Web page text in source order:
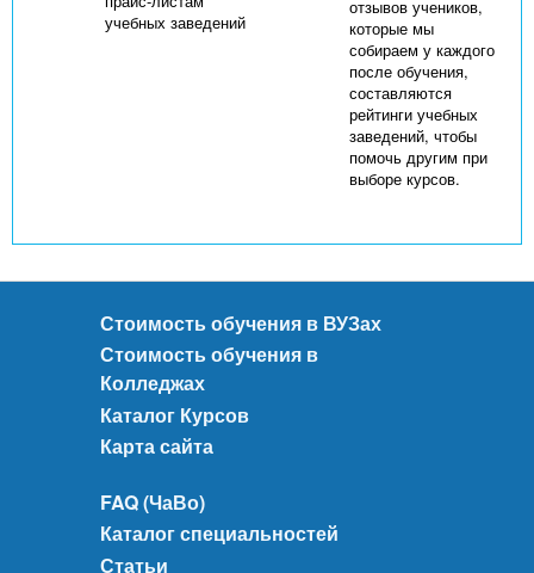
учебных заведений
отзывов учеников,
которые мы
собираем у каждого
после обучения,
составляются
рейтинги учебных
заведений, чтобы
помочь другим при
выборе курсов.
Стоимость обучения в ВУЗах
Стоимость обучения в
Колледжах
Каталог Курсов
Карта сайта
FAQ (ЧаВо)
Каталог специальностей
Статьи